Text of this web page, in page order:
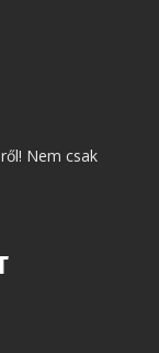
Nem csak